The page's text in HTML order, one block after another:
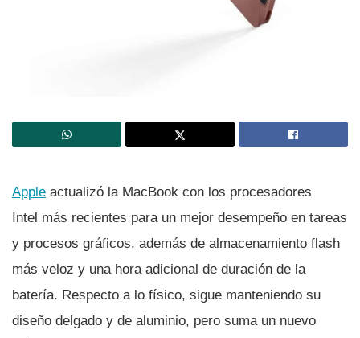
Apple actualizó la MacBook con los procesadores
Intel más recientes para un mejor desempeño en tareas
y procesos gráficos, además de almacenamiento flash
más veloz y una hora adicional de duración de la
baterí­a. Respecto a lo fí­sico, sigue manteniendo su
diseño delgado y de aluminio, pero suma un nuevo